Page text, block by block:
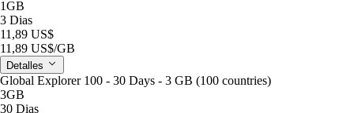
1GB
3 Dias
11,89 US$
11,89 US$/GB
Detalles
Global Explorer 100 - 30 Days - 3 GB (100 countries)
3GB
30 Dias